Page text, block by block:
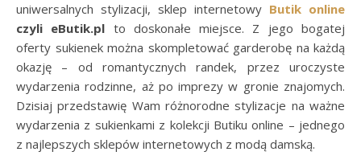
uniwersalnych stylizacji, sklep internetowy Butik online
czyli eButik.pl to doskonałe miejsce. Z jego bogatej
oferty sukienek można skompletować garderobę na każdą
okazję – od romantycznych randek, przez uroczyste
wydarzenia rodzinne, aż po imprezy w gronie znajomych.
Dzisiaj przedstawię Wam różnorodne stylizacje na ważne
wydarzenia z sukienkami z kolekcji Butiku online – jednego
z najlepszych sklepów internetowych z modą damską.